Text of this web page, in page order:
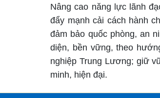
Nâng cao năng lực lãnh
đẩy mạnh cải cách hành
đảm bảo quốc phòng, an
diện, bền vững, theo
nghiệp Trung Lương; giữ
minh, hiện đại.